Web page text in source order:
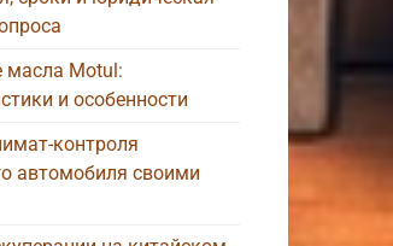
Motul:
и особенности
контроля
автомобиля своими